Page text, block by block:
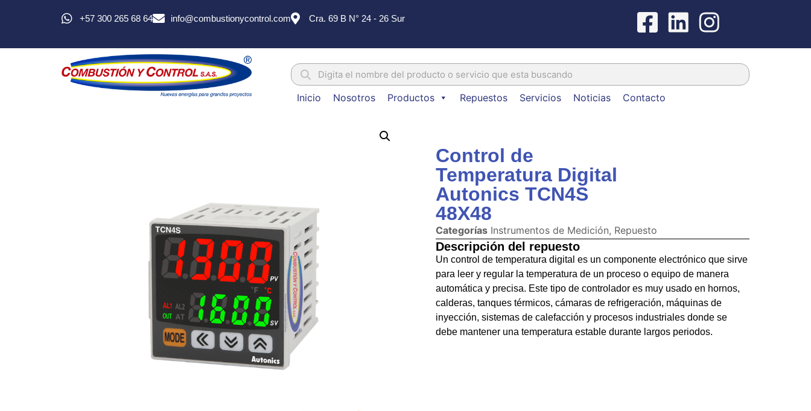
+57 300 265 68 64 info@combustionycontrol.com Cra. 69 B N° 24 - 26 Sur
Inicio Nosotros Productos Repuestos Servicios Noticias Contacto
Control de
Temperatura Digital
Autonics TCN4S
48X48
Categorías Instrumentos de Medición, Repuesto
Descripción del repuesto
Un control de temperatura digital es un componente electrónico que sirve
para leer y regular la temperatura de un proceso o equipo de manera
automática y precisa. Este tipo de controlador es muy usado en hornos,
calderas, tanques térmicos, cámaras de refrigeración, máquinas de
inyección, sistemas de calefacción y procesos industriales donde se
debe mantener una temperatura estable durante largos periodos.